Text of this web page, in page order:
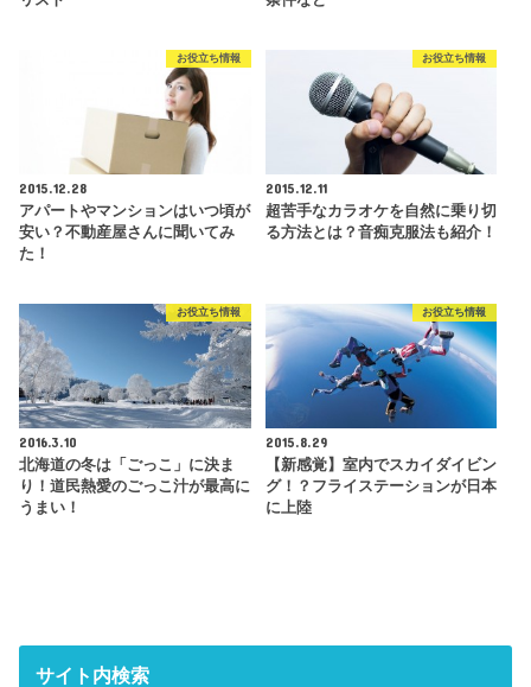
お役立ち情報
2015.12.28
アパートやマンションはいつ頃が
安い？不動産屋さんに聞いてみ
た！
お役立ち情報
2015.12.11
超苦手なカラオケを自然に乗り切
る方法とは？音痴克服法も紹介！
お役立ち情報
2016.3.10
北海道の冬は「ごっこ」に決ま
り！道民熱愛のごっこ汁が最高に
うまい！
お役立ち情報
2015.8.29
【新感覚】室内でスカイダイビン
グ！？フライステーションが日本
に上陸
サイト内検索